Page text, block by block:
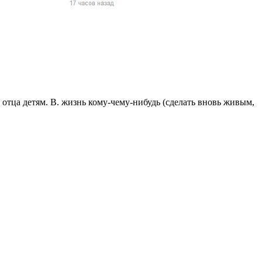
женщин и
страны),
детям. В. жизнь кому-чему-нибудь (сделать вновь живым,